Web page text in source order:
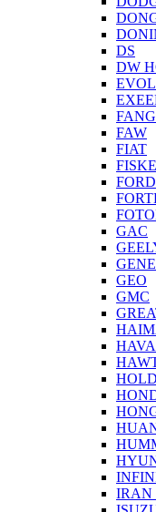
DS
DW
FAW
FIAT
FORD
GAC
GEO
GMC
IRAN